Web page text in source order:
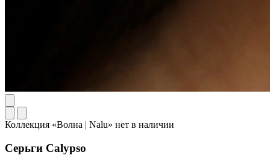
Коллекция «Волна | Nalu» нет в наличии
Серьги Calypso